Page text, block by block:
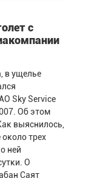
с
в ущелье
Sky Service
Об этом
выяснилось,
трех
ней
О
Саят